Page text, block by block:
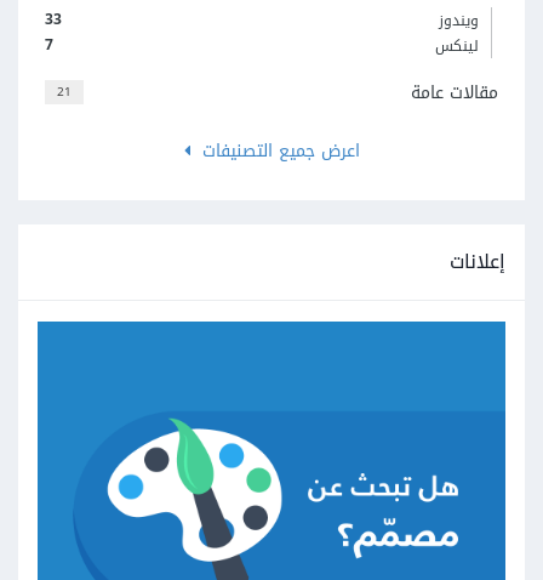
33
ويندوز
7
لينكس
21
مقالات عامة
اعرض جميع التصنيفات
إعلانات